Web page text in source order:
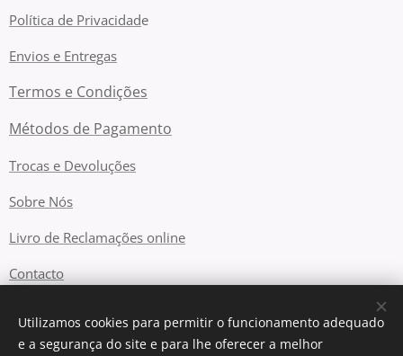
Política de Privacidade
Envios e Entregas
Termos e Condições
Métodos de Pagamento
Trocas e Devoluções
Sobre Nós
Livro de Reclamações online
Contacto
Cookies
Utilizamos cookies para permitir o funcionamento adequado
e a segurança do site e para lhe oferecer a melhor